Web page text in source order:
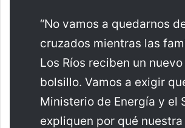
“No vamos a quedarnos
cruzados mientras las
Los Ríos reciben un
bolsillo. Vamos a exigir
Ministerio de Energía y el
expliquen por qué